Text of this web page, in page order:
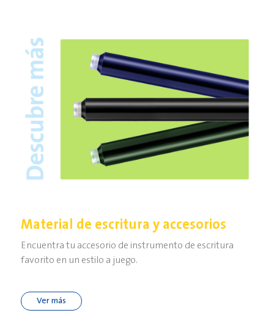
Material de escritura y accesorios
Encuentra tu accesorio de instrumento de escritura
favorito en un estilo a juego.
Ver más